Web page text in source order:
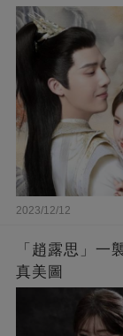
2023/12/12
「趙露思」一
真美圖